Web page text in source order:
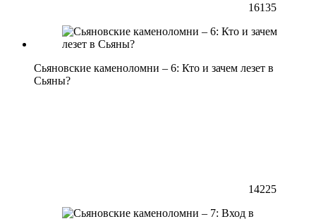
16135
Сьяновские каменоломни – 6: Кто и зачем лезет в
Сьяны?
14225